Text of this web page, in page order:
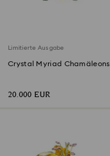
Limitierte Ausgabe
Crystal Myriad Chamäleons
20.000 EUR